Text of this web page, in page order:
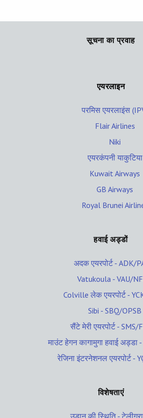
सूचना का प्रवाह
एयरलाइन
परमिस एयरलाइंस
Flair Airlines
Niki
एयरकंपनी याकुटिया
Kuwait Airways
GB Airways
Royal Brunei
हवाई अड्डों
अदक एयरपोर्ट - ADK/
Vatukoula - VAU/
Colville लेक एयरपोर्ट -
Sibi - SBQ/OPSB
सैंटे मेरी एयरपोर्ट - SMS/
माउंट हेगन कागामुगा हवाई अड्डा
रेजिना इंटरनेशनल एयरपोर्ट -
विशेषताएं
उड़ान की स्थिति -